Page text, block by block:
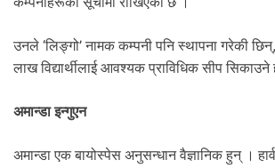
उनले ‘लिङ्गो’ नामक कम्पनी पनि स्थापना गरेकी
लाख विद्यार्थीलाई आवश्यक प्राविधिक सीप सिकाउने
अमान्डा इन्गुएन
अमान्डा एक बायोस्पेस अनुसन्धान वैज्ञानिक हुन् ।